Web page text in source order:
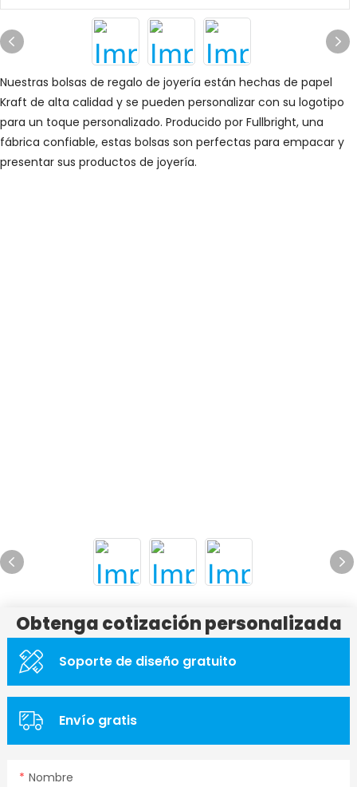
Nuestras bolsas de regalo de joyería están hechas de papel
Kraft de alta calidad y se pueden personalizar con su logotipo
para un toque personalizado. Producido por Fullbright, una
fábrica confiable, estas bolsas son perfectas para empacar y
presentar sus productos de joyería.
Obtenga cotización personalizada
Soporte de diseño gratuito
Envío gratis
Nombre